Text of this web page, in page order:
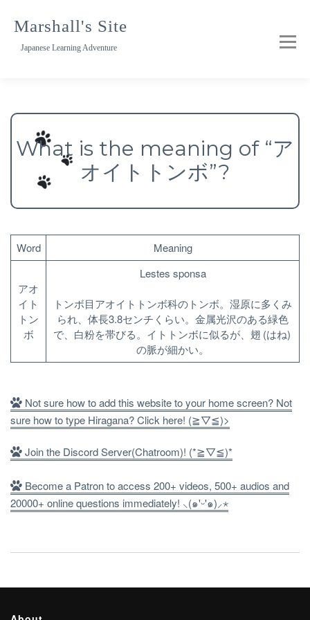
Marshall's Site
Japanese Learning Adventure
What is the meaning of “ア
オイトトンボ”?
Word Meaning
アオ
イト
トン
ボ
Lestes sponsa
トンボ目アオイトトンボ科のトンボ。湿原に多くみ
られ、体長3.8センチくらい。金属光沢のある緑色
で、白粉を帯びる。イトトンボに似るが、翅 (はね)
の脈が細かい。
Not sure how to add this website to your home screen? Not
sure how to type Hiragana? Click here! (≧▽≦)>
Join the Discord Server(Chatroom)! (*≧▽≦)*
Become a Patron to access 200+ videos, 500+ audios and
20000+ online questions immediately! ⸜(๑'ᵕ'๑)⸝⋆